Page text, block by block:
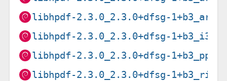
libhpdf-2.3.0_2.3.0+dfsg-
libhpdf-2.3.0_2.3.0+dfsg-
libhpdf-2.3.0_2.3.0+dfsg-
libhpdf-2.3.0_2.3.0+dfsg-